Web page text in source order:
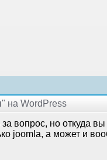
на WordPress
вопрос, но откуда
joomla, а может и